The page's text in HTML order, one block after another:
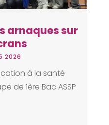
arnaques sur
2026
à la santé
de 1ère Bac ASSP